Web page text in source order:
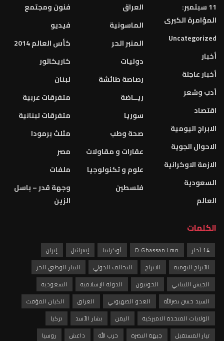
11 سبتمبر:
المؤامرة الكبرى
Uncategorized
أخبار
أخبار عاجلة
أدب وشعر
اقتصاد
الابراج اليومية
الاحوال الجوية
الازمة الاوكرانية
السعودية
العالم
العراق
الماسونية
المنبر الحر
دوليات
رصاصة طائشة
ريــاضة
سوريا
صحة وطب
عقارات و مقاولات
علوم و تكنولوجيا
فلسطين
فنون ومجتمع
فيديو
كأس العالم 2014
كاريكاتور
لبنان
متفرقات عربية
متفرقات لبنانية
مثلث برمودا
مصر
ملفات
وجهة قدر – باسل
الزين
الكلمات
14 آذار D Ghassan Lmn أوكرانيا إسرائيل
إيران
الأبراج اليومية
الابراج التحالف الدولي
التيار الوطني الحر
الجيش اللبناني
الحوثيون الدولة الإسلامية
السعودية
السيد حسن نصرالله
العدو الصهيوني العراق
الكيان المؤقت
الولايات المتحدة الاميركية
اليمن بشار الأسد
تركيا
تيار المستقبل
جبهة النصرة حزب الله داعش روسيا